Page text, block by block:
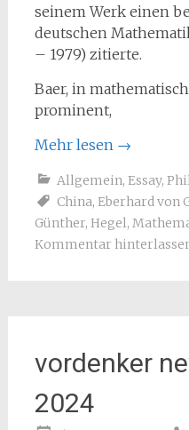
seinem Werk einen
deutschen
– 1979) zitierte.
Baer, in
prominent,
Mehr lesen →
Allgemein, Essay,
China, Eberhard von
Günther, Hegel,
Kommentar
vordenker
2024